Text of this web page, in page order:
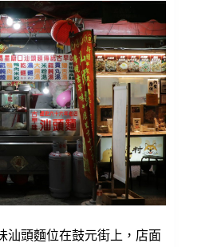
汕頭麵位在鼓元街上，店面